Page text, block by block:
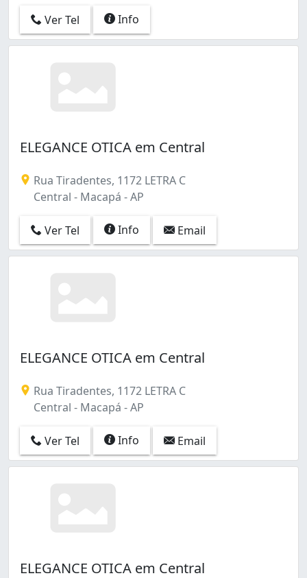
Ver Tel Info
ELEGANCE OTICA em Central
Rua Tiradentes, 1172 LETRA C
Central - Macapá - AP
Ver Tel Info Email
ELEGANCE OTICA em Central
Rua Tiradentes, 1172 LETRA C
Central - Macapá - AP
Ver Tel Info Email
ELEGANCE OTICA em Central